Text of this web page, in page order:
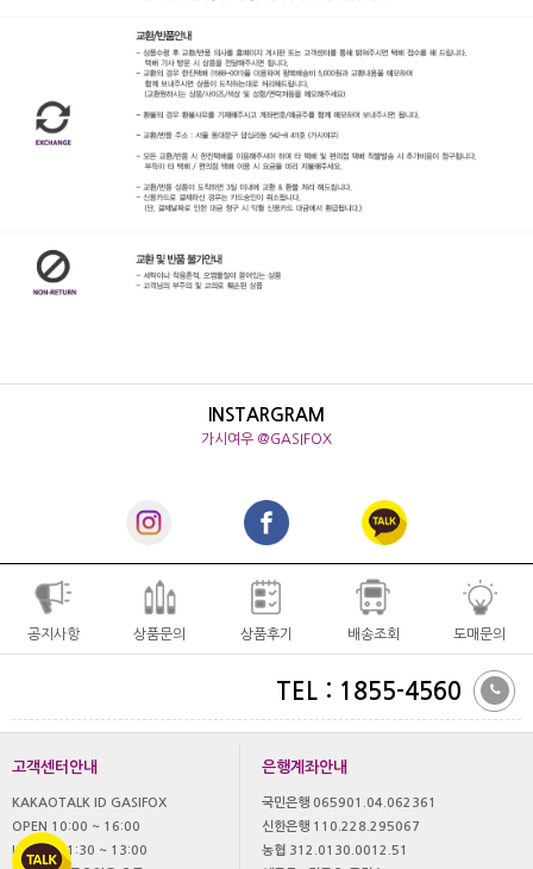
INSTARGRAM
가시여우 @GASIFOX
공지사항 상품문의 상품후기 배송조회 도매문의
TEL : 1855-4560
고객센터안내
KAKAOTALK ID GASIFOX
OPEN 10:00 ~ 16:00
LUNCH 11:30 ~ 13:00
은행계좌안내
국민은행 065901.04.062361
신한은행 110.228.295067
농협 312.0130.0012.51